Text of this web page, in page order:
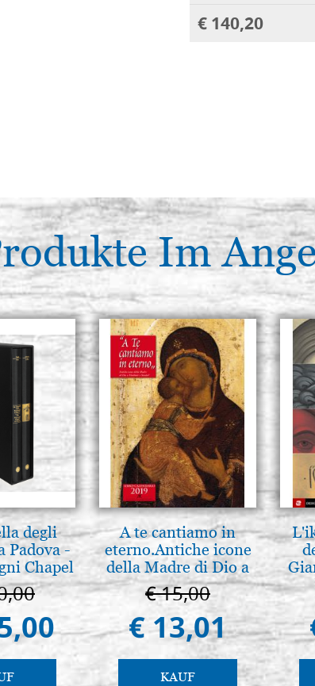
€ 140,20
Im
degli
Padova -
Chapel
A te cantiamo in
eterno.Antiche icone
della Madre di Dio a
Vladimir e Suzdal
(libro-cal. 2019)
€ 15,00
€ 13,01
KAUF